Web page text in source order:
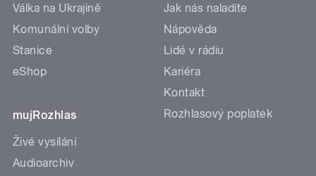
Válka na Ukrajině
Komunální volby
Stanice
eShop
mujRozhlas
Živé vysílání
Audioarchiv
Jak nás naladíte
Nápověda
Lidé v rádiu
Kariéra
Kontakt
Rozhlasový poplatek